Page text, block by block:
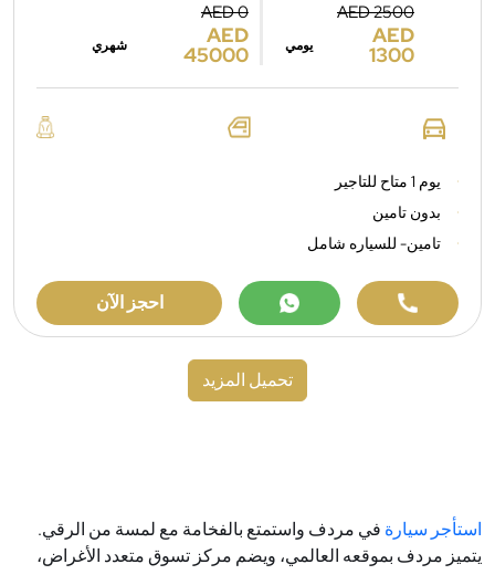
AED 2500
AED
1300 يومي
AED 0
AED
45000 شهري
يوم 1 متاح للتاجير
بدون تامين
تامين- للسياره شامل
احجز الآن
تحميل المزيد
استأجر سيارة في مردف واستمتع بالفخامة مع لمسة من الرقي.
يتميز مردف بموقعه العالمي، ويضم مركز تسوق متعدد الأغراض،